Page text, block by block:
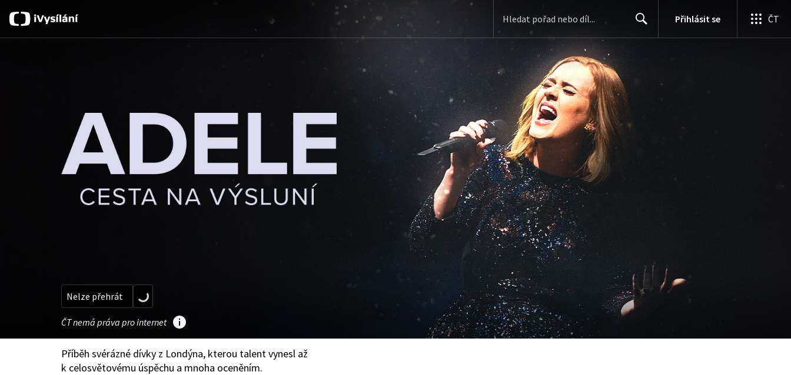
Přihlásit se ČT
Nelze přehrát
ČT nemá práva pro internet
Příběh svérázné dívky z Londýna, kterou talent vynesl až
k celosvětovému úspěchu a mnoha oceněním.